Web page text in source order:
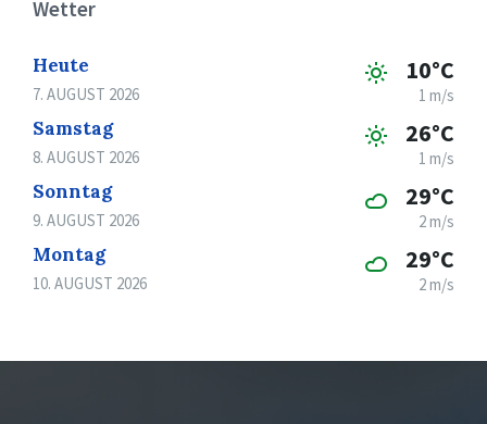
Wetter
Heute
7. AUGUST 2026
10°C
1 m/s
Samstag
8. AUGUST 2026
26°C
1 m/s
Sonntag
9. AUGUST 2026
29°C
2 m/s
Montag
10. AUGUST 2026
29°C
2 m/s